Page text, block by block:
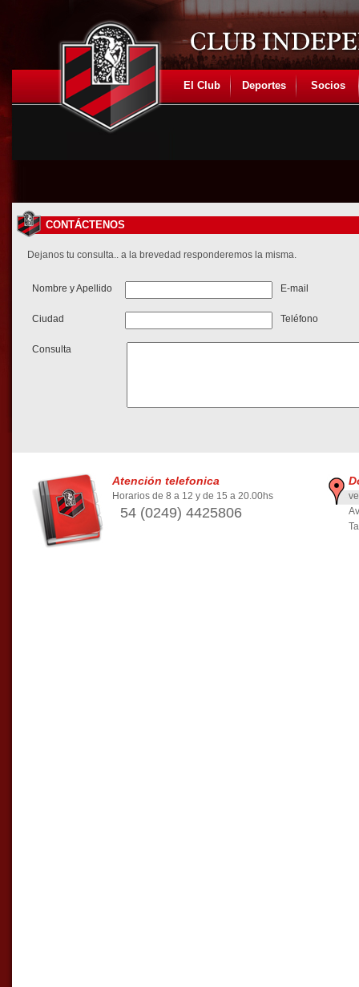
El Club Deportes Socios
CONTÁCTENOS
Dejanos tu consulta.. a la brevedad responderemos la misma.
Nombre y Apellido E-mail
Ciudad Teléfono
Consulta
Atención telefonica
Horarios de 8 a 12 y de 15 a 20.00hs
54 (0249) 4425806